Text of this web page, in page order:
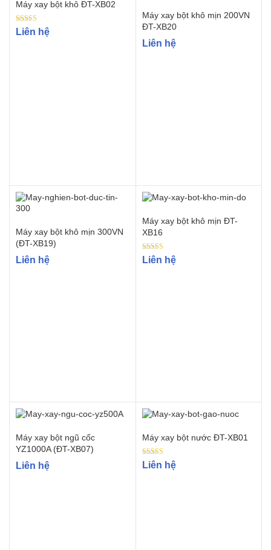
Máy xay bột khô ĐT-XB02
Rated
5.00
Liên hệ
Máy xay bột khô mịn 200VN
ĐT-XB20
Liên hệ
Máy xay bột khô mịn 300VN
(ĐT-XB19)
Liên hệ
Máy xay bột khô mịn ĐT-
XB16
Rated
5.00
Liên hệ
Máy xay bột ngũ cốc
YZ1000A (ĐT-XB07)
Liên hệ
Máy xay bột nước ĐT-XB01
Rated
5.00
Liên hệ